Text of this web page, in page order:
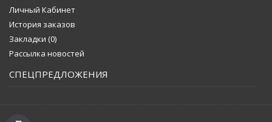
Личный Кабинет
История заказов
Закладки (0)
Рассылка новостей
СПЕЦПРЕДЛОЖЕНИЯ